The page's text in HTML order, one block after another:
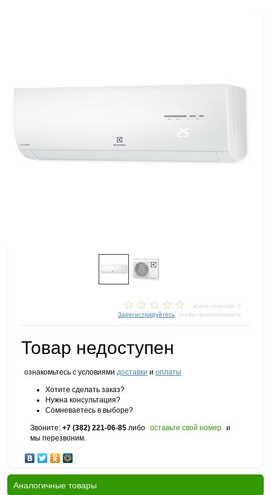
- всего голосов: 0
Зарегистрируйтесь , чтобы проголосовать
Товар недоступен
ознакомьтесь с условиями доставки и оплаты
Хотите сделать заказ?
Нужна консультация?
Сомневаетесь в выборе?
Звоните: +7 (382) 221-06-85 либо оставьте свой номер и
мы перезвоним.
Аналогичные товары